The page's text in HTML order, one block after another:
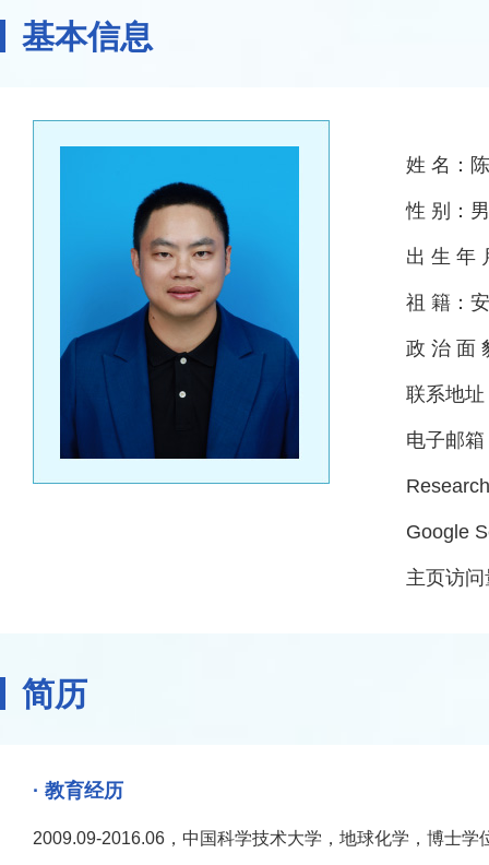
基本信息
姓 名：
性 别：男
出 生 年
祖 籍：
政 治 面
联系地
电子邮
Google
主页访
简历
· 教育经历
2009.09-2016.06，中国科学技术大学，地球化学，博士学